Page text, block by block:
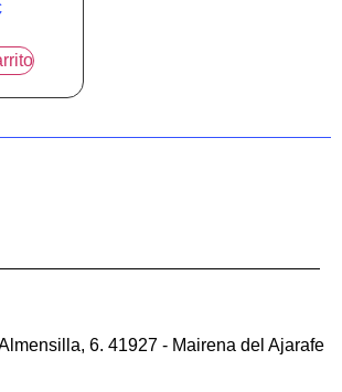
6. 41927 - Mairena del Ajarafe